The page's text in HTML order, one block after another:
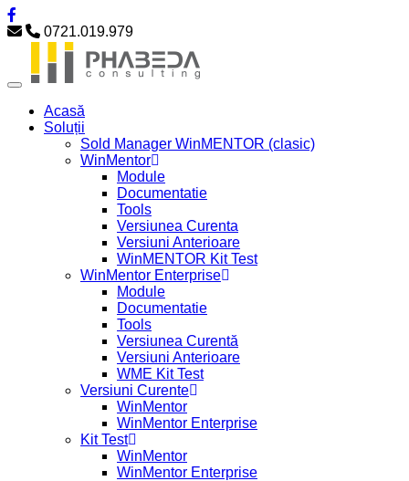
0721.019.979
Acasă
Soluții
Sold Manager WinMENTOR (clasic)
WinMentor
Module
Documentatie
Tools
Versiunea Curenta
Versiuni Anterioare
WinMENTOR Kit Test
WinMentor Enterprise
Module
Documentatie
Tools
Versiunea Curentă
Versiuni Anterioare
WME Kit Test
Versiuni Curente
WinMentor
WinMentor Enterprise
Kit Test
WinMentor
WinMentor Enterprise